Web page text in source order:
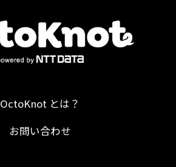
OctoKnot とは？
お問い合わせ